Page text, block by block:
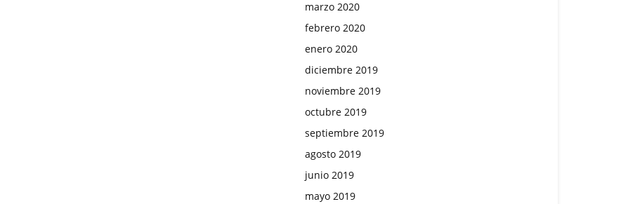
marzo 2020
febrero 2020
enero 2020
diciembre 2019
noviembre 2019
octubre 2019
septiembre 2019
agosto 2019
junio 2019
mayo 2019